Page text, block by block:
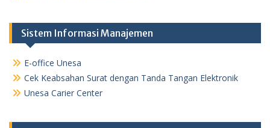
Sistem Informasi Manajemen
E-office Unesa
Cek Keabsahan Surat dengan Tanda Tangan Elektronik
Unesa Carier Center